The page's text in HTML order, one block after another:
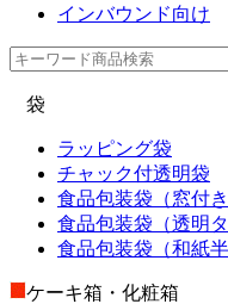
インバウンド向け
袋
ラッピング袋
チャック付透明袋
食品包装袋（窓付き
食品包装袋（透明タ
食品包装袋（和紙半
ケーキ箱・化粧箱